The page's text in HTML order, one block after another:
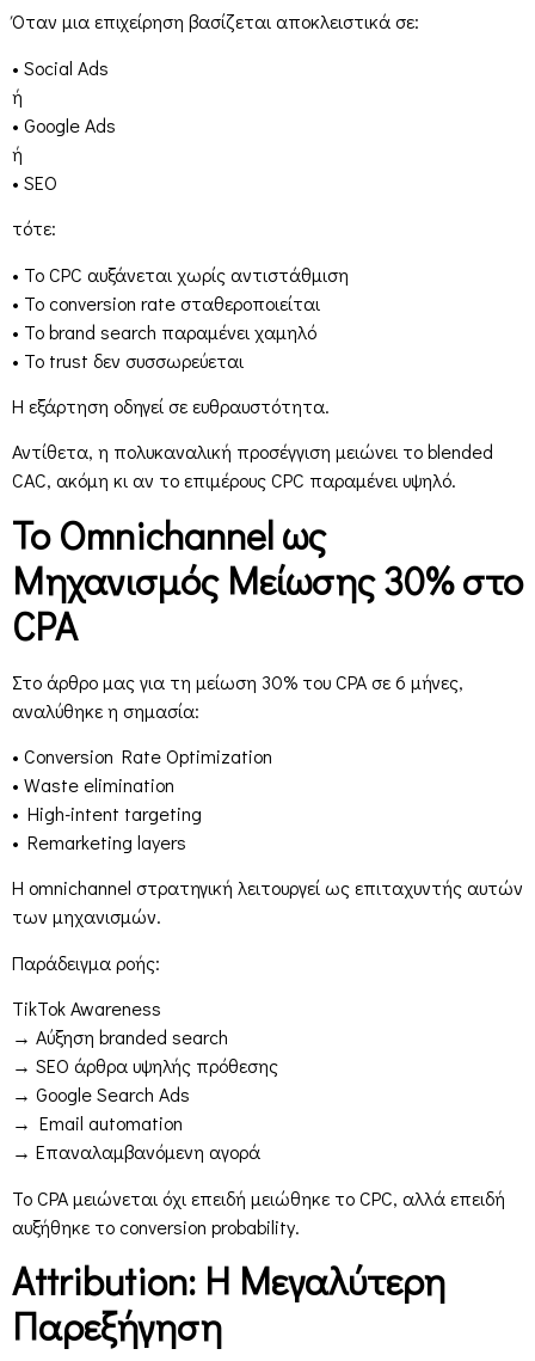
Όταν μια επιχείρηση βασίζεται αποκλειστικά σε:
• Social Ads
ή
• Google Ads
ή
• SEO
τότε:
• Το CPC αυξάνεται χωρίς αντιστάθμιση
• Το conversion rate σταθεροποιείται
• Το brand search παραμένει χαμηλό
• Το trust δεν συσσωρεύεται
Η εξάρτηση οδηγεί σε ευθραυστότητα.
Αντίθετα, η πολυκαναλική προσέγγιση μειώνει το blended
CAC, ακόμη κι αν το επιμέρους CPC παραμένει υψηλό.
Το Omnichannel ως
Μηχανισμός Μείωσης 30% στο
CPA
Στο άρθρο μας για τη μείωση 30% του CPA σε 6 μήνες,
αναλύθηκε η σημασία:
• Conversion Rate Optimization
• Waste elimination
• High-intent targeting
• Remarketing layers
Η omnichannel στρατηγική λειτουργεί ως επιταχυντής αυτών
των μηχανισμών.
Παράδειγμα ροής:
TikTok Awareness
→ Αύξηση branded search
→ SEO άρθρα υψηλής πρόθεσης
→ Google Search Ads
→ Email automation
→ Επαναλαμβανόμενη αγορά
Το CPA μειώνεται όχι επειδή μειώθηκε το CPC, αλλά επειδή
αυξήθηκε το conversion probability.
Attribution: Η Μεγαλύτερη
Παρεξήγηση